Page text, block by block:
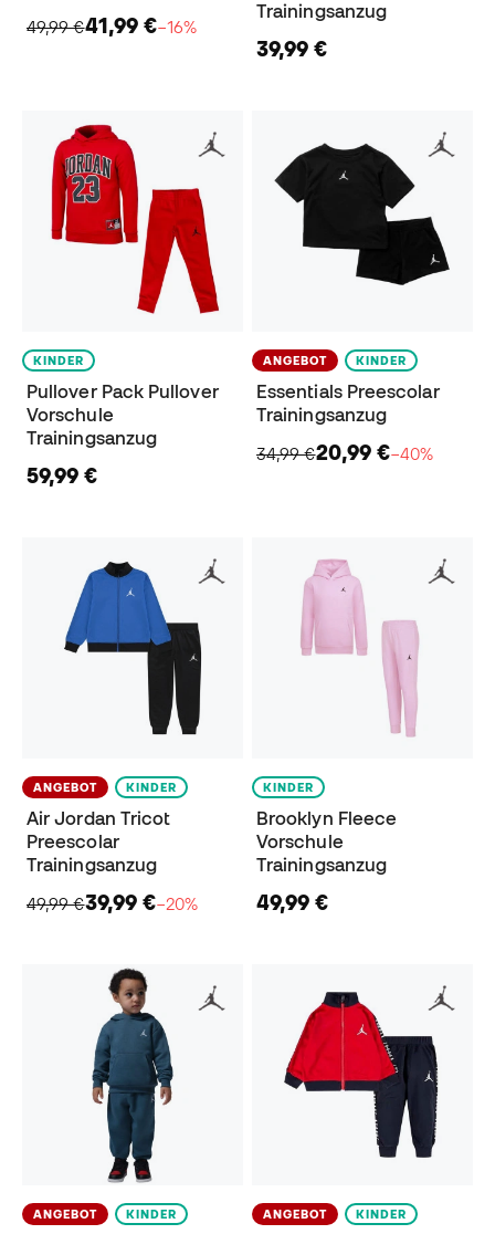
49,99 €41,99 €−16%
Trainingsanzug
39,99 €
KINDER
Pullover Pack Pullover
Vorschule
Trainingsanzug
59,99 €
ANGEBOT KINDER
Essentials Preescolar
Trainingsanzug
34,99 €20,99 €−40%
ANGEBOT KINDER
Air Jordan Tricot
Preescolar
Trainingsanzug
49,99 €39,99 €−20%
KINDER
Brooklyn Fleece
Vorschule
Trainingsanzug
49,99 €
ANGEBOT KINDER ANGEBOT KINDER